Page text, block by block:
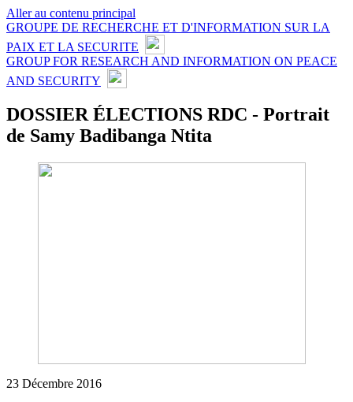
Aller au contenu principal
GROUPE DE RECHERCHE ET D'INFORMATION SUR LA
PAIX ET LA SECURITE
GROUP FOR RESEARCH AND INFORMATION ON PEACE
AND SECURITY
DOSSIER ÉLECTIONS RDC - Portrait
de Samy Badibanga Ntita
23 Décembre 2016